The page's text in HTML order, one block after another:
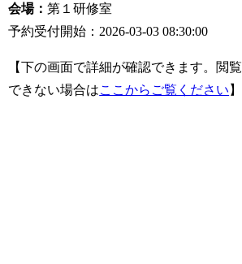
会場：第１研修室
予約受付開始：2026-03-03 08:30:00
【下の画面で詳細が確認できます。閲覧
できない場合はここからご覧ください 】